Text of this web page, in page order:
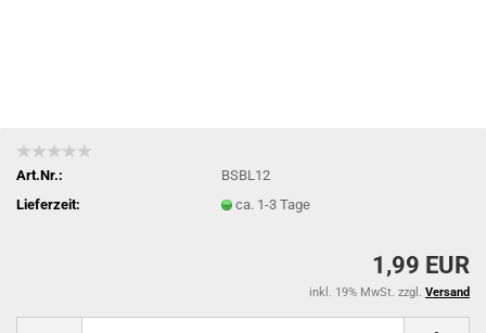
Art.Nr.:
BSBL12
Lieferzeit:
ca. 1-3 Tage
1,99 EUR
inkl. 19% MwSt. zzgl. Versand